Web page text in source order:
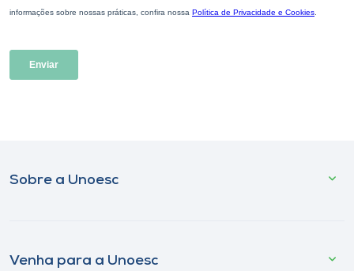
Sobre a Unoesc
Venha para a Unoesc